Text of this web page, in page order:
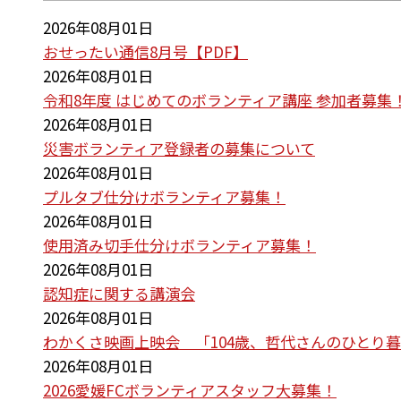
2026年08月01日
おせったい通信8月号【PDF】
2026年08月01日
令和8年度 はじめてのボランティア講座 参加者募集！
2026年08月01日
災害ボランティア登録者の募集について
2026年08月01日
プルタブ仕分けボランティア募集！
2026年08月01日
使用済み切手仕分けボランティア募集！
2026年08月01日
認知症に関する講演会
2026年08月01日
わかくさ映画上映会 「104歳、哲代さんのひとり暮
2026年08月01日
2026愛媛FCボランティアスタッフ大募集！